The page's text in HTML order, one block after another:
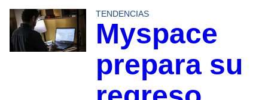
TENDENCIAS
Myspace
prepara su